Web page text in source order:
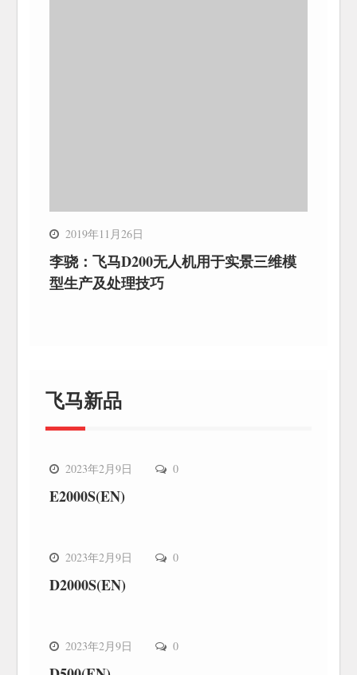
2019年11月26日
李骁：飞马D200无人机用于实景三维模
型生产及处理技巧
飞马新品
2023年2月9日 0
E2000S(EN)
2023年2月9日 0
D2000S(EN)
2023年2月9日 0